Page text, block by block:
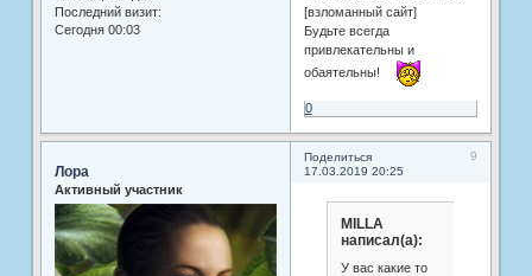
Последний визит:
Сегодня 00:03
[взломанный сайт]
Будьте всегда
привлекательны и
обаятельны!
0
Поделиться
9
17.03.2019 20:25
Лора
Активный участник
MILLA
написал(а):
У вас какие то